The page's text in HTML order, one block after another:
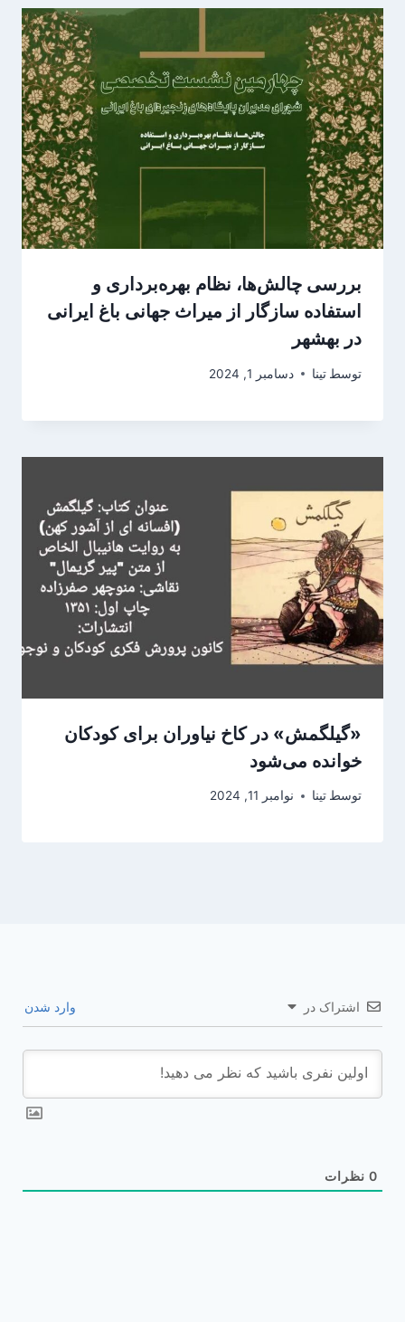
بررسی چالش‌ها، نظام بهره‌برداری و
استفاده سازگار از میراث جهانی باغ ایرانی
در بهشهر
توسط تینا دسامبر 1, 2024
«گیلگمش» در کاخ نیاوران برای کودکان
خوانده می‌شود
توسط تینا نوامبر 11, 2024
اشتراک در وارد شدن
0 نظرات